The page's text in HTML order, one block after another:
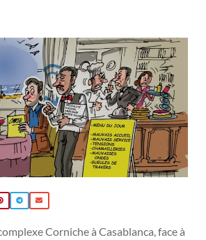
Corniche à Casablanca, face à